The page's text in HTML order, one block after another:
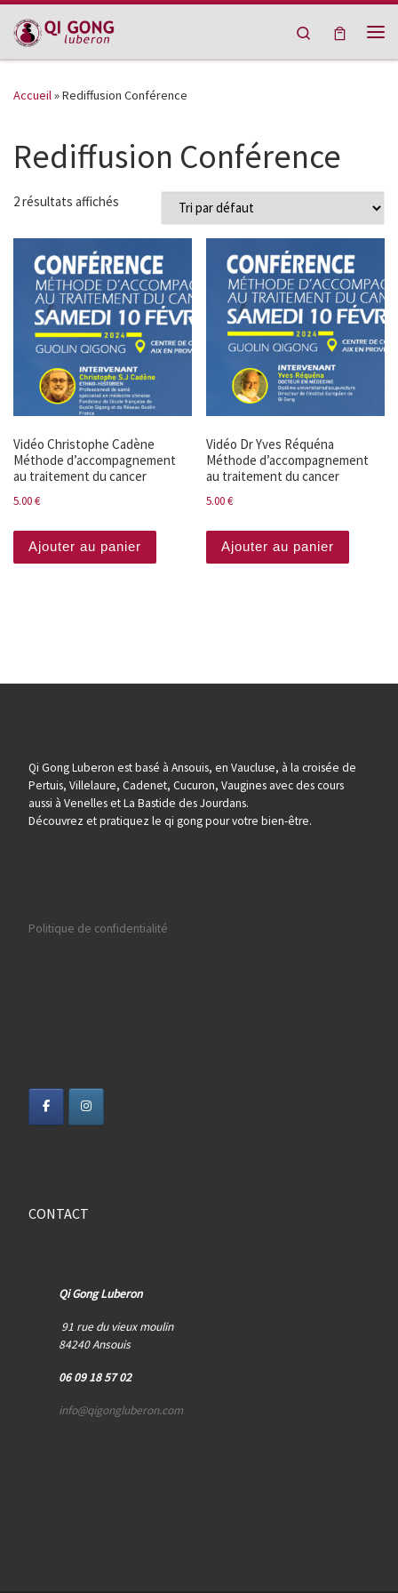
Passer au contenu
Search
Accueil»Rediffusion Conférence
Rediffusion Conférence
2 résultats affichés
Vidéo Christophe Cadène
Méthode d’accompagnement
au traitement du cancer
5.00€
Ajouter au panier
Vidéo Dr Yves Réquéna
Méthode d’accompagnement
au traitement du cancer
5.00€
Ajouter au panier
Qi Gong Luberon est basé à Ansouis, en Vaucluse, à la croisée de
Pertuis, Villelaure, Cadenet, Cucuron, Vaugines avec des cours
aussi à Venelles et La Bastide des Jourdans.
Découvrez et pratiquez le qi gong pour votre bien-être.
Politique de confidentialité
CONTACT
Qi Gong Luberon
91 rue du vieux moulin
84240 Ansouis
06 09 18 57 02
info@qigongluberon.com